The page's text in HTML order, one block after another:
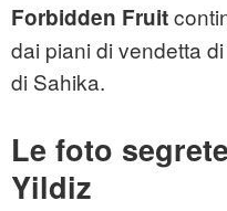
Forbidden Fruit
dai piani di vendetta
di Sahika.
Le foto
Yildiz